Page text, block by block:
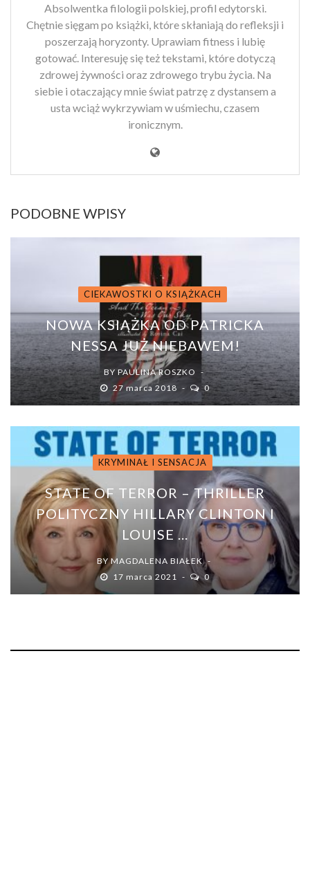
Absolwentka filologii polskiej, profil edytorski.
Chętnie sięgam po książki, które skłaniają do refleksji i
poszerzają horyzonty. Uprawiam fitness i lubię
gotować. Interesuję się też tekstami, które dotyczą
zdrowej żywności oraz zdrowego trybu życia. Na
siebie i otaczający mnie świat patrzę z dystansem a
usta wciąż wykrzywiam w uśmiechu, czasem
ironicznym.
PODOBNE WPISY
CIEKAWOSTKI O KSIĄŻKACH
NOWA KSIĄŻKA OD PATRICKA
NESSA JUŻ NIEBAWEM!
BY PAULINA ROSZKO
27 marca 2018
0
KRYMINAŁ I SENSACJA
STATE OF TERROR – THRILLER
POLITYCZNY HILLARY CLINTON I
LOUISE ...
BYMAGDALENA BIAŁEK
17 marca 2021
0